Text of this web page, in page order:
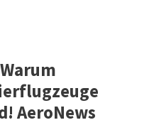
AeroNews